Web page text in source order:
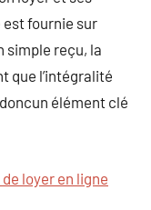
est fournie sur
simple reçu, la
que l’intégralité
élément clé
loyer en ligne